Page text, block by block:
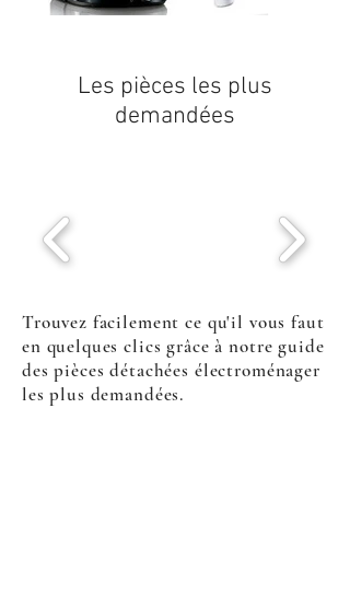
Les pièces les plus
demandées
Trouvez facilement ce qu'il vous faut
en quelques clics grâce à notre guide
des pièces détachées électroménager
les plus demandées.